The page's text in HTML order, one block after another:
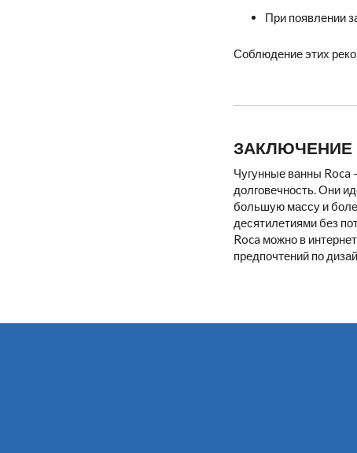
При появлении
Соблюдение этих
ЗАКЛЮЧЕНИЕ
Чугунные ванны Roca
долговечность. Они
большую массу и
десятилетиями без
Roca можно в
предпочтений по